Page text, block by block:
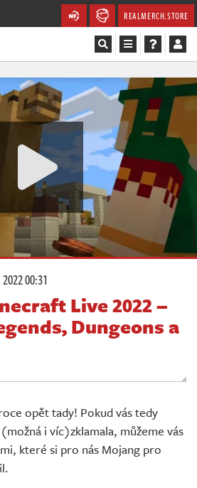
REALMERCH.STORE
00:31
Live 2022 –
Dungeons a
opět tady! Pokud vás tedy
i víc)zklamala, můžeme vás
které si pro nás Mojang pro